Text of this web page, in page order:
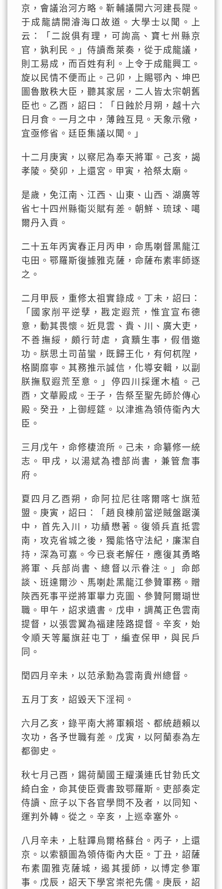
京，會議治河方略。靳輔議開六河建長隄。
于成龍請開濬海口故道。大學士以聞。上
云：「二說俱有理，可詢高、寶七州縣京
官，孰利民。」侍讀喬萊奏，從于成龍議，
則工易成，而百姓有利。上令于成龍興工。
旋以民情不便而止。己卯，上賜鄂內、坤巴
圖魯散秩大臣，聽其家居，二人皆太宗朝舊
臣也。乙酉，詔曰：「日蝕於月朔，越十六
日月食。一月之中，薄蝕互見。天象示儆，
宜亟修省。廷臣集議以聞。」
十二月庚寅，以察尼為奉天將軍。己亥，謁
孝陵。癸卯，上還宮。甲寅，祫祭太廟。
是歲，免江南、江西、山東、山西、湖廣等
省七十四州縣衞災賦有差。朝鮮、琉球、噶
爾丹入貢。
二十五年丙寅春正月丙申，命馬喇督黑龍江
屯田。鄂羅斯復據雅克薩，命薩布素率師逐
之。
二月甲辰，重修太祖實錄成。丁未，詔曰：
「國家削平逆孽，戡定遐荒，惟宜宣布德
意，動其畏懷。近見雲、貴、川、廣大吏，
不善撫綏，頗行苛虐，貪黷生事，假借邀
功。朕思土司苗蠻，既歸王化，有何杌隉，
格鬬靡寧。其務推示誠信，化導安輯，以副
朕撫馭遐荒至意。」停四川採運木植。己
酉，文華殿成。壬子，告祭至聖先師於傳心
殿。癸丑，上御經筵。以津進為領侍衞內大
臣。
三月戊午，命修棲流所。己未，命纂修一統
志。甲戌，以湯斌為禮部尚書，兼管詹事
府。
夏四月乙酉朔，命阿拉尼往喀爾喀七旗蒞
盟。庚寅，詔曰：「趙良棟前當逆賊盤踞漢
中，首先入川，功績懋著。復領兵直抵雲
南，攻克省城之後，獨能恪守法紀，廉潔自
持，深為可嘉。今已衰老解任，應復其勇略
將軍、兵部尚書、總督以示眷注。」命郎
談、班達爾沙、馬喇赴黑龍江參贊軍務。贈
陝西死事平逆將軍畢力克圖、參贊阿爾瑚世
職。甲午，詔求遺書。戊申，調萬正色雲南
提督，以張雲翼為福建陸路提督。辛亥，始
令順天等屬旗莊屯丁，編查保甲，與民戶
同。
閏四月辛未，以范承勳為雲南貴州總督。
五月丁亥，詔毀天下淫祠。
六月乙亥，錄平南大將軍賴塔、都統趙賴以
次功，各予世職有差。戊寅，以阿蘭泰為左
都御史。
秋七月己酉，錫荷蘭國王耀漢連氏甘勃氏文
綺白金，命其使臣賫書致鄂羅斯。吏部奏定
侍讀、庶子以下各官學問不及者，以同知、
運判外轉。從之。辛亥，上巡幸塞外。
八月辛未，上駐蹕烏爾格蘇台。丙子，上還
京。以索額圖為領侍衞內大臣。丁丑，詔薩
布素圍雅克薩城，遏其援師，以博定參軍
事。戊辰，詔天下學宮崇祀先儒。庚辰，詔